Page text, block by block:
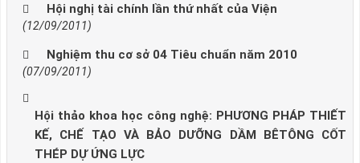
Hội nghị tài chính lần thứ nhất của Viện
(12/09/2011)
Nghiệm thu cơ sở 04 Tiêu chuẩn năm 2010
(07/09/2011)
Hội thảo khoa học công nghệ: PHƯƠNG PHÁP THIẾT
KẾ, CHẾ TẠO VÀ BẢO DƯỠNG DẦM BÊTÔNG CỐT
THÉP DỰ ỨNG LỰC